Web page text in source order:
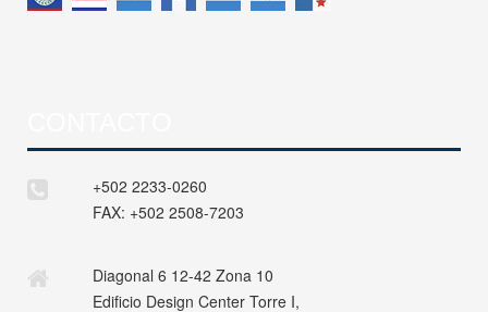
+502 2233-0260
FAX: +502 2508-7203
Diagonal 6 12-42 Zona 10
Edificio Design Center Torre I,